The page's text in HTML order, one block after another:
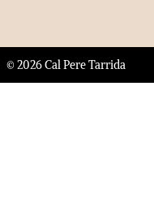
© 2026 Cal Pere Tarrida